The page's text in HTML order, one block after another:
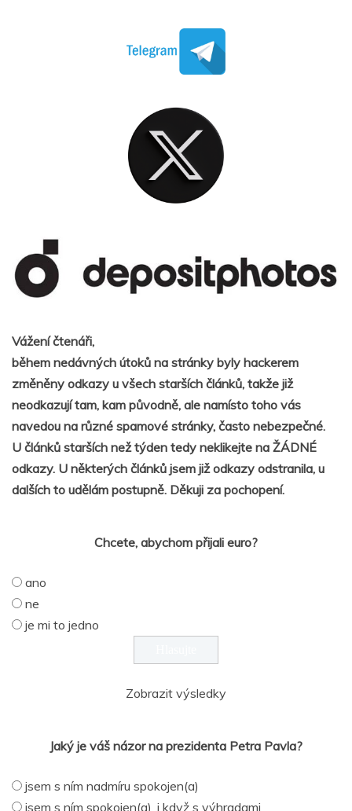
Vážení čtenáři,
během nedávných útoků na stránky byly hackerem
změněny odkazy u všech starších článků, takže již
neodkazují tam, kam původně, ale namísto toho vás
navedou na různé spamové stránky, často nebezpečné.
U článků starších než týden tedy neklikejte na ŽÁDNÉ
odkazy. U některých článků jsem již odkazy odstranila, u
dalších to udělám postupně. Děkuji za pochopení.
Chcete, abychom přijali euro?
ano
ne
je mi to jedno
Zobrazit výsledky
Jaký je váš názor na prezidenta Petra Pavla?
jsem s ním nadmíru spokojen(a)
jsem s ním spokojen(a), i když s výhradami